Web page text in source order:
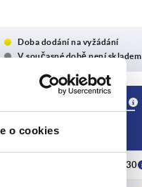
o cookies
Doba dodání na vyžádání
V současné době není skladem
CZK10.30